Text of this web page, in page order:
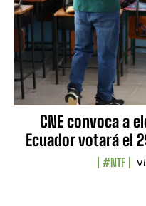
CNE convoca a
Ecuador votará el
#NTF